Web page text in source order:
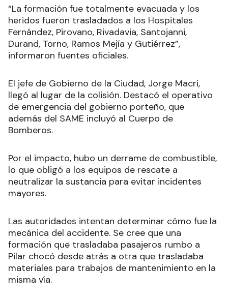
“La formación fue totalmente evacuada y los
heridos fueron trasladados a los Hospitales
Fernández, Pirovano, Rivadavia, Santojanni,
Durand, Torno, Ramos Mejía y Gutiérrez”,
informaron fuentes oficiales.
El jefe de Gobierno de la Ciudad, Jorge Macri,
llegó al lugar de la colisión. Destacó el operativo
de emergencia del gobierno porteño, que
además del SAME incluyó al Cuerpo de
Bomberos.
Por el impacto, hubo un derrame de combustible,
lo que obligó a los equipos de rescate a
neutralizar la sustancia para evitar incidentes
mayores.
Las autoridades intentan determinar cómo fue la
mecánica del accidente. Se cree que una
formación que trasladaba pasajeros rumbo a
Pilar chocó desde atrás a otra que trasladaba
materiales para trabajos de mantenimiento en la
misma vía.